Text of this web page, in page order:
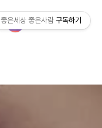
좋은세상 좋은사람 구독하기